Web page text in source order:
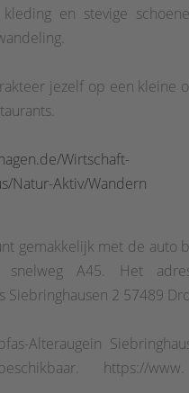
te ruw is, kun je minder
tekenen.Twee
hardheid B. Een
mm dikke stiften
en gumKleurpotloden
is ook praktisch.Je
uit papier knippen
hierboven). Je kunt ook
succes
kleding en stevige
jezelf op een kleine
Wirtschaft-
Natur-Aktiv/Wandern
gemakkelijk met de auto
snelweg A45. Het
Siebringhausen 2 57489
Alteraugein
https://